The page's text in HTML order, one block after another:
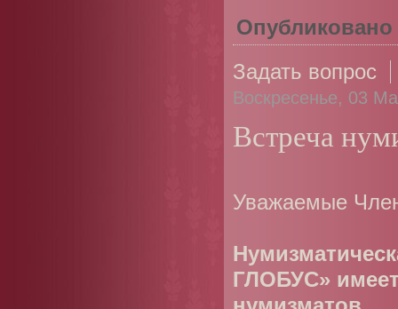
Опубликовано
Задать вопрос
Воскресенье, 03
Встреча
Уважаемые
ГЛОБУС» имеет